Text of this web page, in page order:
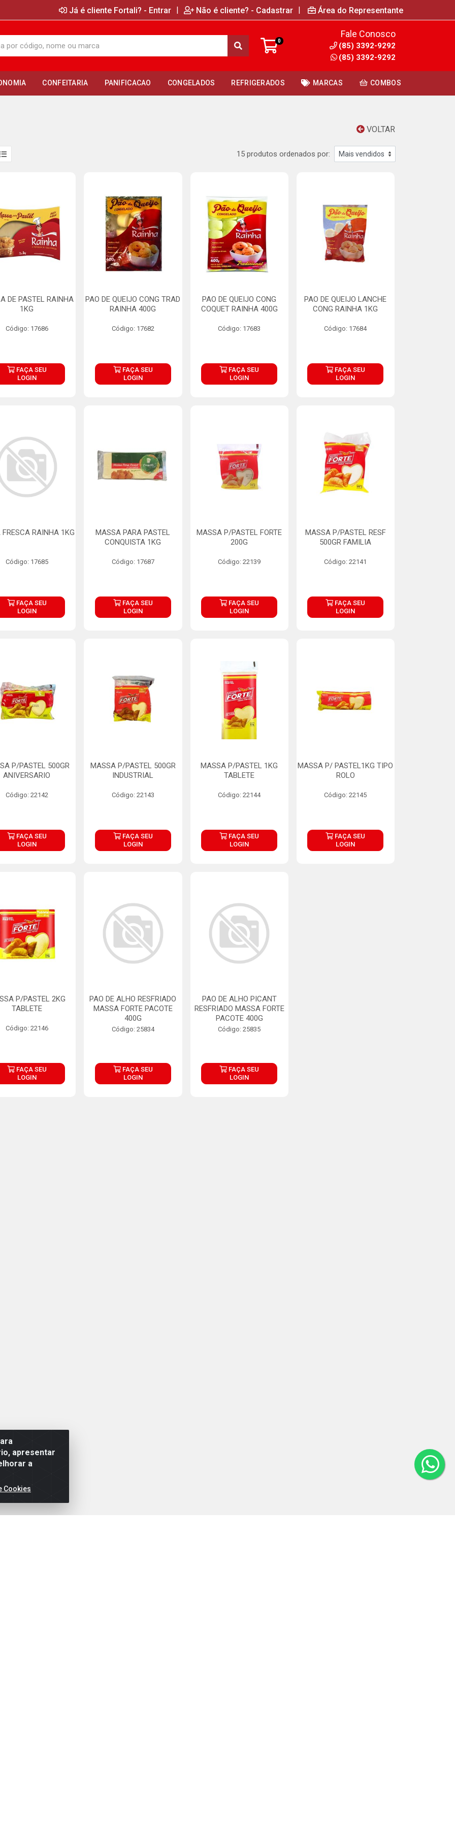
Já é cliente Fortali? - Entrar | Não é cliente? - Cadastrar | Área do Representante
0
Fale Conosco
(85) 3392-9292
(85) 3392-9292
CONFEITARIA PANIFICACAO CONGELADOS REFRIGERADOS MARCAS COMBOS
VOLTAR
15 produtos ordenados por:
DE PASTEL RAINHA
1KG
Código: 17686
FAÇA SEU
LOGIN
PAO DE QUEIJO CONG TRAD
RAINHA 400G
Código: 17682
FAÇA SEU
LOGIN
PAO DE QUEIJO CONG
COQUET RAINHA 400G
Código: 17683
FAÇA SEU
LOGIN
PAO DE QUEIJO LANCHE
CONG RAINHA 1KG
Código: 17684
FAÇA SEU
LOGIN
FRESCA RAINHA 1KG
Código: 17685
FAÇA SEU
LOGIN
MASSA PARA PASTEL
CONQUISTA 1KG
Código: 17687
FAÇA SEU
LOGIN
MASSA P/PASTEL FORTE
200G
Código: 22139
FAÇA SEU
LOGIN
MASSA P/PASTEL RESF
500GR FAMILIA
Código: 22141
FAÇA SEU
LOGIN
P/PASTEL 500GR
ANIVERSARIO
Código: 22142
FAÇA SEU
LOGIN
MASSA P/PASTEL 500GR
INDUSTRIAL
Código: 22143
FAÇA SEU
LOGIN
MASSA P/PASTEL 1KG
TABLETE
Código: 22144
FAÇA SEU
LOGIN
MASSA P/ PASTEL1KG TIPO
ROLO
Código: 22145
FAÇA SEU
LOGIN
P/PASTEL 2KG
TABLETE
Código: 22146
FAÇA SEU
LOGIN
PAO DE ALHO RESFRIADO
MASSA FORTE PACOTE
400G
Código: 25834
FAÇA SEU
LOGIN
PAO DE ALHO PICANT
RESFRIADO MASSA FORTE
PACOTE 400G
Código: 25835
FAÇA SEU
LOGIN
apresentar
a
Cookies